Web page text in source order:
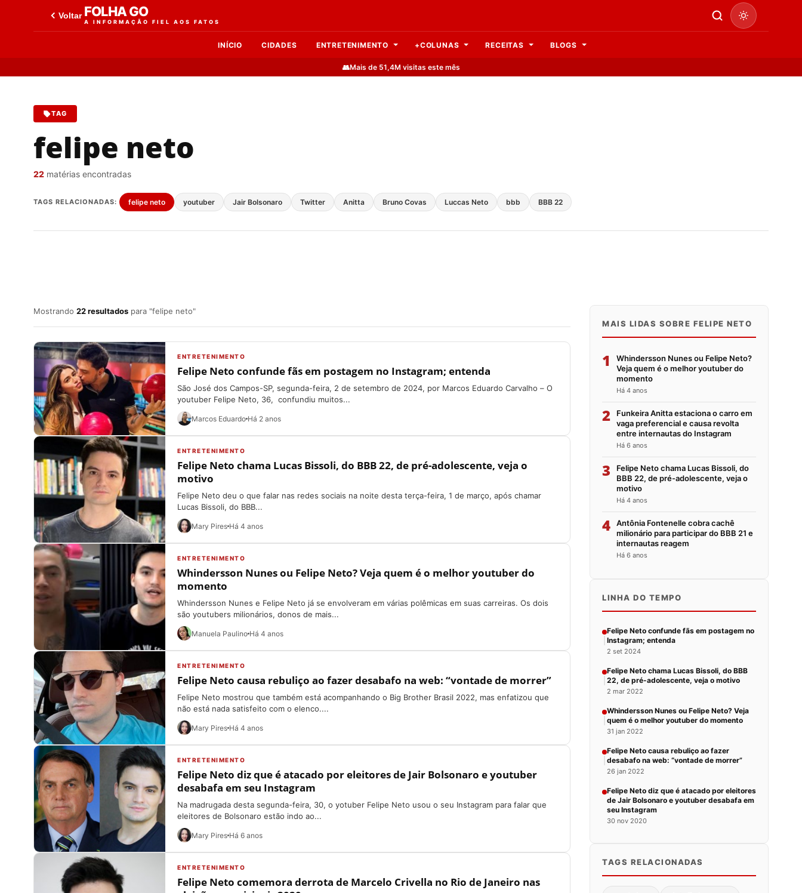
Voltar FOLHA GO
A INFORMAÇÃO FIEL AOS FATOS
INÍCIO CIDADES ENTRETENIMENTO +COLUNAS RECEITAS BLOGS
👥Mais de 51,4M visitas este mês
TAG
felipe neto
22 matérias encontradas
TAGS RELACIONADAS: felipe neto youtuber Jair Bolsonaro Twitter Anitta Bruno Covas Luccas Neto bbb BBB 22
Mostrando 22 resultados para "felipe neto"
ENTRETENIMENTO
Felipe Neto confunde fãs em postagem no Instagram; entenda
São José dos Campos-SP, segunda-feira, 2 de setembro de 2024, por Marcos Eduardo Carvalho – O
youtuber Felipe Neto, 36, confundiu muitos...
Marcos Eduardo Há 2 anos
ENTRETENIMENTO
Felipe Neto chama Lucas Bissoli, do BBB 22, de pré-adolescente, veja o
motivo
Felipe Neto deu o que falar nas redes sociais na noite desta terça-feira, 1 de março, após chamar
Lucas Bissoli, do BBB...
Mary Pires Há 4 anos
ENTRETENIMENTO
Whindersson Nunes ou Felipe Neto? Veja quem é o melhor youtuber do
momento
Whindersson Nunes e Felipe Neto já se envolveram em várias polêmicas em suas carreiras. Os dois
são youtubers milionários, donos de mais...
Manuela Paulino Há 4 anos
ENTRETENIMENTO
Felipe Neto causa rebuliço ao fazer desabafo na web: “vontade de morrer”
Felipe Neto mostrou que também está acompanhando o Big Brother Brasil 2022, mas enfatizou que
não está nada satisfeito com o elenco....
Mary Pires Há 4 anos
ENTRETENIMENTO
Felipe Neto diz que é atacado por eleitores de Jair Bolsonaro e youtuber
desabafa em seu Instagram
Na madrugada desta segunda-feira, 30, o yotuber Felipe Neto usou o seu Instagram para falar que
eleitores de Bolsonaro estão indo ao...
Mary Pires Há 6 anos
ENTRETENIMENTO
Felipe Neto comemora derrota de Marcelo Crivella no Rio de Janeiro nas
MAIS LIDAS SOBRE FELIPE NETO
1
Whindersson Nunes ou Felipe Neto?
Veja quem é o melhor youtuber do
momento
Há 4 anos
2
Funkeira Anitta estaciona o carro em
vaga preferencial e causa revolta
entre internautas do Instagram
Há 6 anos
3
Felipe Neto chama Lucas Bissoli, do
BBB 22, de pré-adolescente, veja o
motivo
Há 4 anos
4
Antônia Fontenelle cobra cachê
milionário para participar do BBB 21 e
internautas reagem
Há 6 anos
LINHA DO TEMPO
Felipe Neto confunde fãs em postagem no
Instagram; entenda
2 set 2024
Felipe Neto chama Lucas Bissoli, do BBB
22, de pré-adolescente, veja o motivo
2 mar 2022
Whindersson Nunes ou Felipe Neto? Veja
quem é o melhor youtuber do momento
31 jan 2022
Felipe Neto causa rebuliço ao fazer
desabafo na web: “vontade de morrer”
26 jan 2022
Felipe Neto diz que é atacado por eleitores
de Jair Bolsonaro e youtuber desabafa em
seu Instagram
30 nov 2020
TAGS RELACIONADAS